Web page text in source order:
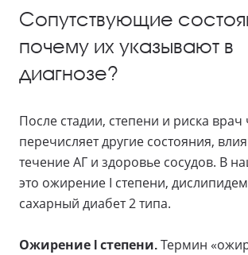
Сопутствующие
почему их указывают в
диагнозе?
После стадии, степени и риска врач
перечисляет другие состояния,
течение АГ и здоровье сосудов. В
это ожирение I степени,
сахарный диабет 2 типа.
Ожирение I степени.Термин